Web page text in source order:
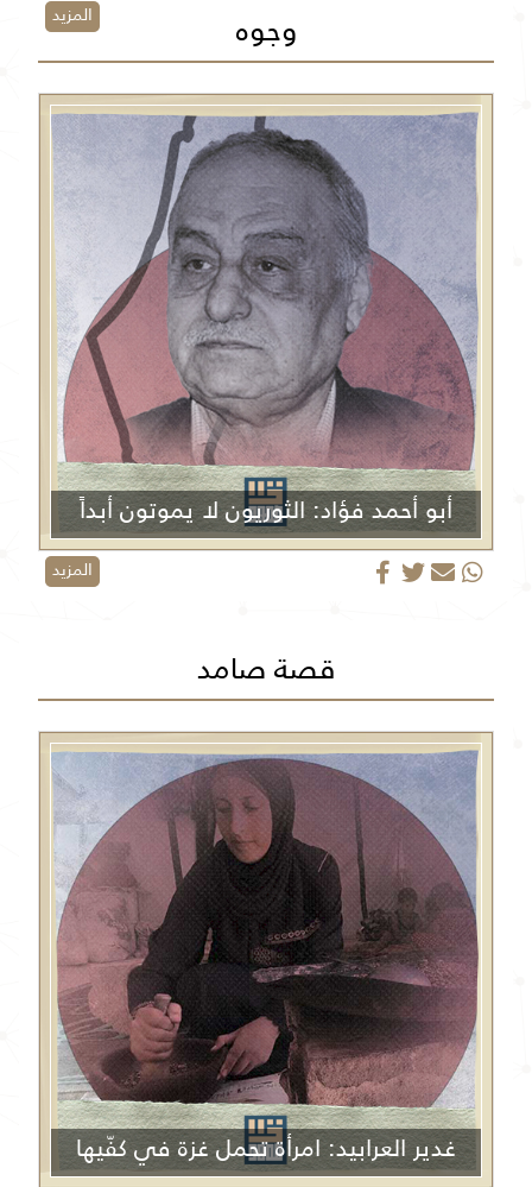
المزيد وجوه
أبو أحمد فؤاد: الثوريون لا يموتون أبداً
المزيد
قصة صامد
غدير العرابيد: امرأة تحمل غزة في كفّيها